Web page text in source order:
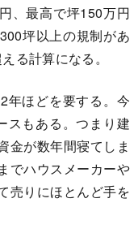
、最高で坪150万円
坪以上の規制があ
る計算になる。
年ほどを要する。今
スもある。つまり建
金が数年間寝てしま
でハウスメーカーや
売りにほとんど手を